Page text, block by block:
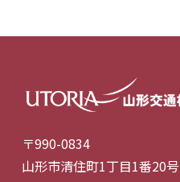
〒990-0834
山形市清住町1丁目1番20号